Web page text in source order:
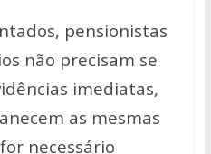
pensionistas
não precisam se
imediatas,
as mesmas
necessário